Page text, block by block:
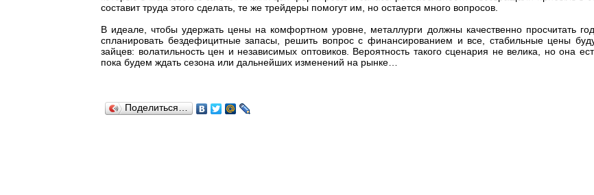
составит труда этого сделать, те же трейдеры помогут им, но остается много вопросов.
В идеале, чтобы удержать цены на комфортном уровне, металлурги должны качественно просчитать
спланировать бездефицитные запасы, решить вопрос с финансированием и все, стабильные цены
зайцев: волатильность цен и независимых оптовиков. Вероятность такого сценария не велика, но она
пока будем ждать сезона или дальнейших изменений на рынке…
Поделиться…